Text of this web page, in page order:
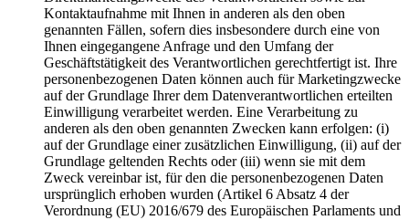
Kontaktaufnahme mit Ihnen in anderen als den oben
genannten Fällen, sofern dies insbesondere durch eine von
Ihnen eingegangene Anfrage und den Umfang der
Geschäftstätigkeit des Verantwortlichen gerechtfertigt ist. Ihre
personenbezogenen Daten können auch für Marketingzwecke
auf der Grundlage Ihrer dem Datenverantwortlichen erteilten
Einwilligung verarbeitet werden. Eine Verarbeitung zu
anderen als den oben genannten Zwecken kann erfolgen: (i)
auf der Grundlage einer zusätzlichen Einwilligung, (ii) auf der
Grundlage geltenden Rechts oder (iii) wenn sie mit dem
Zweck vereinbar ist, für den die personenbezogenen Daten
ursprünglich erhoben wurden (Artikel 6 Absatz 4 der
Verordnung (EU) 2016/679 des Europäischen Parlaments und